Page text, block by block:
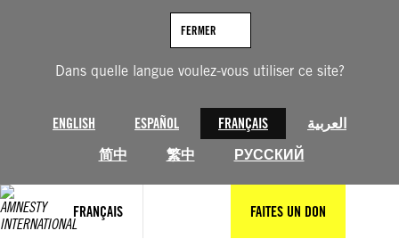
Dans quelle langue voulez-vous utiliser ce site?
ENGLISH ESPAÑOL FRANÇAIS
العربية
简中
繁中 РУССКИЙ
FERMER
FRANÇAIS FAITES UN DON